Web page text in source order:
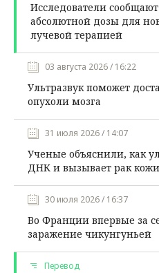
Исследователи
абсолютной дозы для
лучевой терапией
03 августа 2026 / 16:22
Ультразвук поможет
опухоли мозга
31 июля 2026 / 14:07
Ученые объяснили, как
ДНК и вызывает рак кожи
30 июля 2026 / 16:37
Во Франции впервые за
заражение чикунгуньей
Перевод